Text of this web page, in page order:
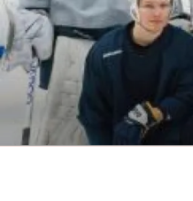
Siirry
sisältöön